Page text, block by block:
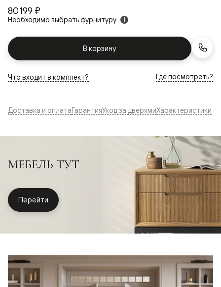
80 199 ₽
Необходимо выбрать фурнитуру i
В корзину
Что входит в комплект? Где посмотреть?
Доставка и оплатаГарантияУход за дверямиХарактеристики
МЕБЕЛЬ ТУТ
Перейти